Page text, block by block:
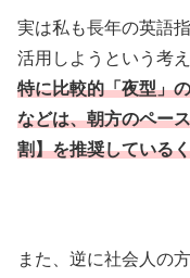
実は私も長年の英語
活用しようという考
特に比較的「夜型」
などは、朝方のペー
割】を推奨している
また、逆に社会人の